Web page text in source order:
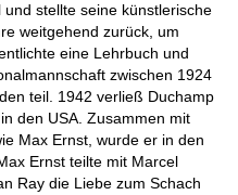
stellte seine künstlerische
weitgehend zurück, um
eine Lehrbuch und
zwischen 1924
teil. 1942 verließ Duchamp
den USA. Zusammen mit
Max Ernst, wurde er in den
Ernst teilte mit Marcel
Ray die Liebe zum Schach